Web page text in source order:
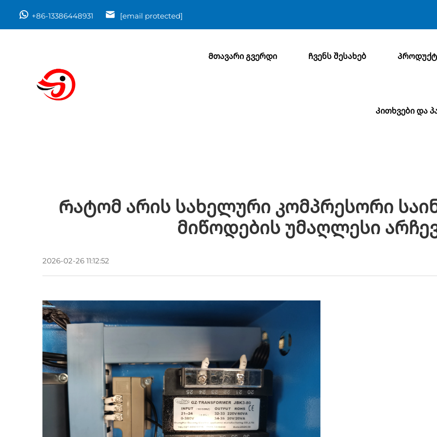
+86-13386448931 [email protected]
Მთავარი გვერდი Ჩვენს შესახებ
Კითხვები და
Რატომ Არის Სახელური Კომპრესორი
Მიწოდების Უმაღლესი
2026-02-26 11:12:52